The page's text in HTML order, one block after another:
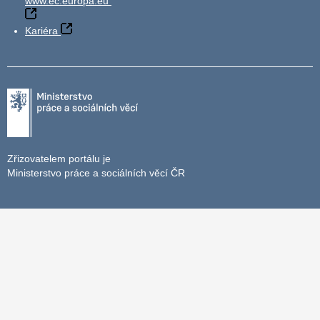
Kariéra
Zřizovatelem portálu je
Ministerstvo práce a sociálních věcí ČR